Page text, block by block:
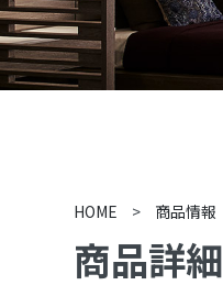
HOME > 商品情報
商品詳細